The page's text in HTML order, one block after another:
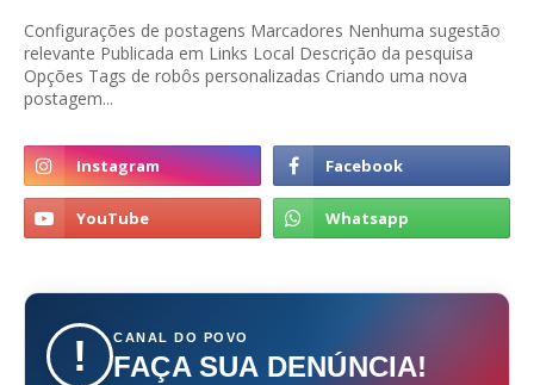
Configurações de postagens Marcadores Nenhuma sugestão
relevante Publicada em Links Local Descrição da pesquisa
Opções Tags de robôs personalizadas Criando uma nova
postagem...
! CANAL DO POVO
FAÇA SUA DENÚNCIA!